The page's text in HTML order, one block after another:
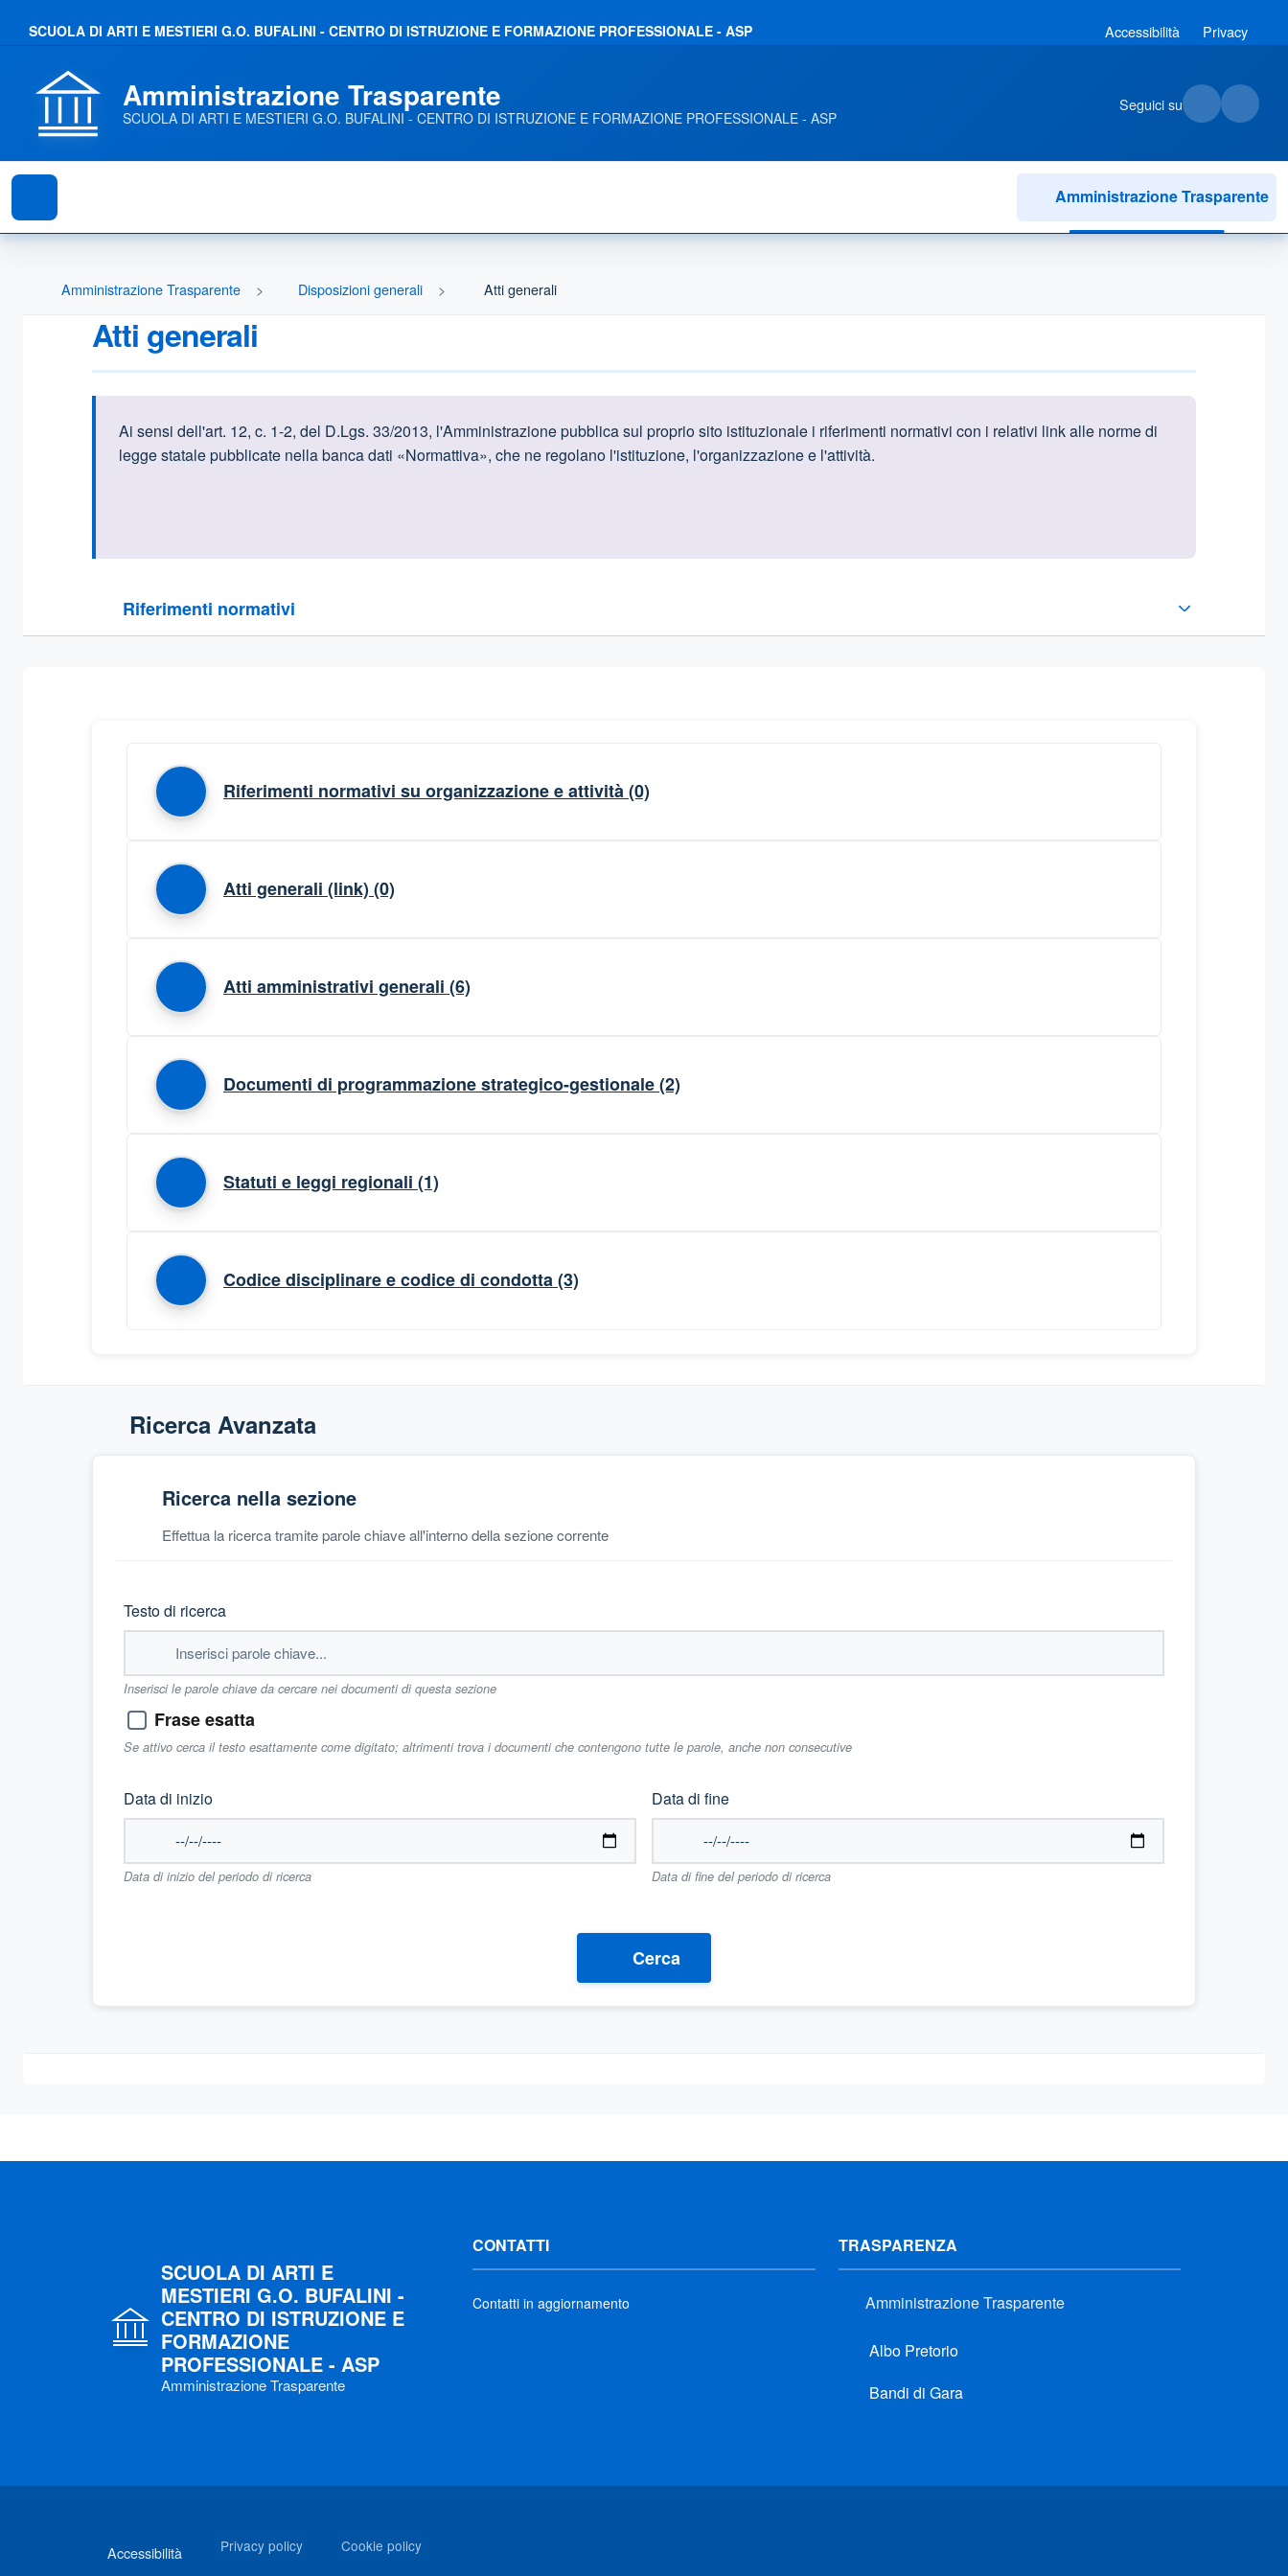
SCUOLA DI ARTI E MESTIERI G.O. BUFALINI - CENTRO DI ISTRUZIONE E FORMAZIONE PROFESSIONALE - ASP Accessibilità Privacy
Amministrazione Trasparente
SCUOLA DI ARTI E MESTIERI G.O. BUFALINI - CENTRO DI ISTRUZIONE E FORMAZIONE PROFESSIONALE - ASP
Seguici su
Amministrazione Trasparente
Amministrazione Trasparente Disposizioni generali Atti generali
Atti generali
Informazioni introduttive
Ai sensi dell'art. 12, c. 1-2, del D.Lgs. 33/2013, l'Amministrazione pubblica sul proprio sito istituzionale i riferimenti normativi con i relativi link alle norme di
legge statale pubblicate nella banca dati «Normattiva», che ne regolano l'istituzione, l'organizzazione e l'attività.
Riferimenti normativi
Sezione compressa
Riferimenti normativi su organizzazione e attività(0)
Atti generali (link)(0)
Atti amministrativi generali (6)
Documenti di programmazione strategico-gestionale(2)
Statuti e leggi regionali (1)
Codice disciplinare e codice di condotta(3)
Ricerca Avanzata
Ricerca nella sezione
Effettua la ricerca tramite parole chiave all'interno della sezione corrente
Testo di ricerca
Inserisci le parole chiave da cercare nei documenti di questa sezione
Frase esatta
Se attivo cerca il testo esattamente come digitato; altrimenti trova i documenti che contengono tutte le parole, anche non consecutive
Data di inizio
Data di inizio del periodo di ricerca
Data di fine
Data di fine del periodo di ricerca
Cerca
SCUOLA DI ARTI E
MESTIERI G.O. BUFALINI -
CENTRO DI ISTRUZIONE E
FORMAZIONE
PROFESSIONALE - ASP
Amministrazione Trasparente
CONTATTI
Contatti in aggiornamento
TRASPARENZA
Amministrazione Trasparente
Albo Pretorio
Bandi di Gara
Accessibilità Privacy policy Cookie policy